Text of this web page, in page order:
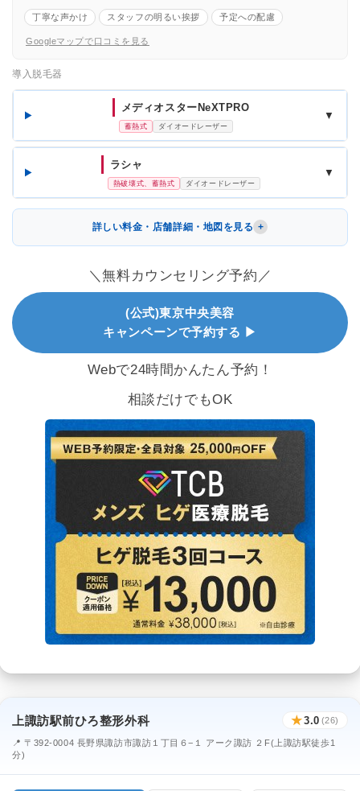
丁寧な声かけ スタッフの明るい挨拶 予定への配慮
Googleマップで口コミを見る
導入脱毛器
メディオスターNeXTPRO
蓄熱式 ダイオードレーザー
▼
ラシャ
熱破壊式、蓄熱式 ダイオードレーザー
▼
詳しい料金・店舗詳細・地図を見る
＼無料カウンセリング予約／
(公式)東京中央美容
キャンペーンで予約する ▶
Webで24時間かんたん予約！
相談だけでもOK
上諏訪駅前ひろ整形外科 ★3.0 (26)
📍 〒392-0004 長野県諏訪市諏訪１丁目６−１ アーク諏訪 ２F(上諏訪駅徒歩1
分)